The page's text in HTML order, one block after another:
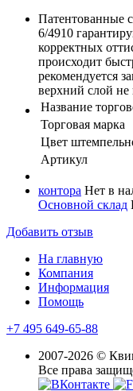
Патентованные
6/4910
корректных
происходит
рекомендуется
верхний слой не
Название
Торговая марка
Цвет
Артикул
контора Нет в
Основной склад
Добавить отзыв
На главную
Компания
Информация
Помощь
+7 495 649-65-88
2007-2026 ©
Все права